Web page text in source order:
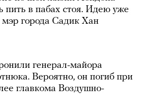
пить в пабах стоя. Идею уже
мэр города Садик Хан
генерал-майора
Вероятно, он погиб при
главкома Воздушно-